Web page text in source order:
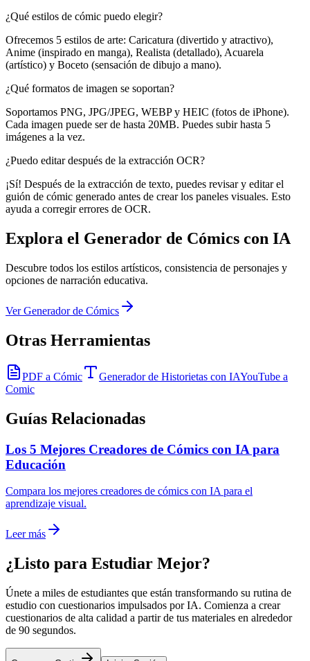
¿Qué estilos de cómic puedo elegir?
Ofrecemos 5 estilos de arte: Caricatura (divertido y atractivo),
Anime (inspirado en manga), Realista (detallado), Acuarela
(artístico) y Boceto (sensación de dibujo a mano).
¿Qué formatos de imagen se soportan?
Soportamos PNG, JPG/JPEG, WEBP y HEIC (fotos de iPhone).
Cada imagen puede ser de hasta 20MB. Puedes subir hasta 5
imágenes a la vez.
¿Puedo editar después de la extracción OCR?
¡Sí! Después de la extracción de texto, puedes revisar y editar el
guión de cómic generado antes de crear los paneles visuales. Esto
ayuda a corregir errores de OCR.
Explora el Generador de Cómics con IA
Descubre todos los estilos artísticos, consistencia de personajes y
opciones de narración educativa.
Ver Generador de Cómics
Otras Herramientas
PDF a Cómic Generador de Historietas con IAYouTube a
Comic
Guías Relacionadas
Los 5 Mejores Creadores de Cómics con IA para
Educación
Compara los mejores creadores de cómics con IA para el
aprendizaje visual.
Leer más
¿Listo para Estudiar Mejor?
Únete a miles de estudiantes que están transformando su rutina de
estudio con cuestionarios impulsados por IA. Comienza a crear
cuestionarios de alta calidad a partir de tus materiales en alrededor
de 90 segundos.